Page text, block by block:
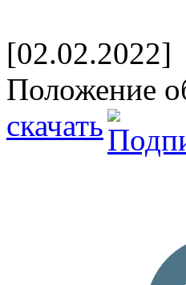
[02.02.2022]
Положение
скачать